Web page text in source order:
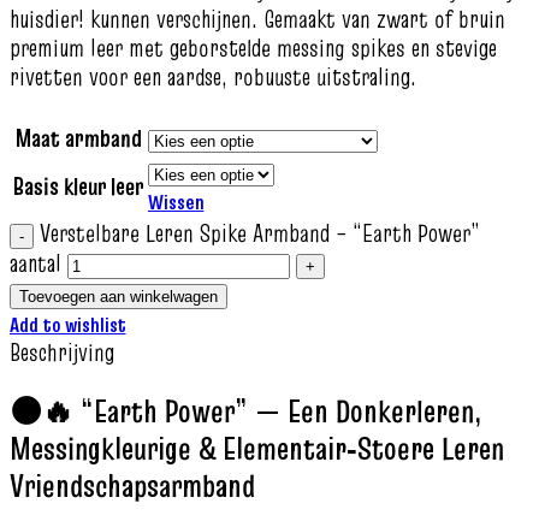
huisdier! kunnen verschijnen. Gemaakt van zwart of bruin
premium leer met geborstelde messing spikes en stevige
rivetten voor een aardse, robuuste uitstraling.
Maat armband
Basis kleur leerWissen
Verstelbare Leren Spike Armband – “Earth Power”
aantal
Toevoegen aan winkelwagen
Add to wishlist
Beschrijving
🌑🔥 “Earth Power” — Een Donkerleren,
Messingkleurige & Elementair‑Stoere Leren
Vriendschapsarmband